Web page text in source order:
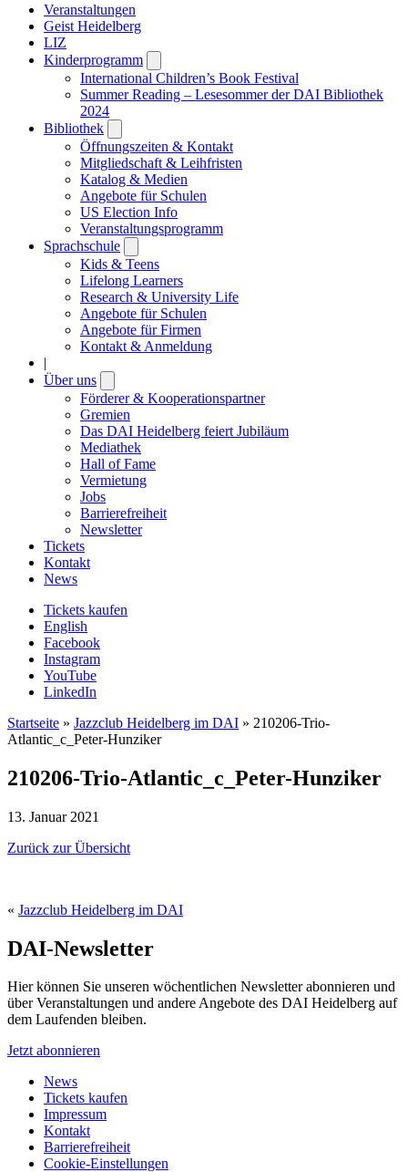
Veranstaltungen
Geist Heidelberg
LIZ
Kinderprogramm
submenu
International Children’s Book Festival
Summer Reading – Lesesommer der DAI Bibliothek
2024
Bibliothek
submenu
Öffnungszeiten & Kontakt
Mitgliedschaft & Leihfristen
Katalog & Medien
Angebote für Schulen
US Election Info
Veranstaltungsprogramm
Sprachschule
submenu
Kids & Teens
Lifelong Learners
Research & University Life
Angebote für Schulen
Angebote für Firmen
Kontakt & Anmeldung
|
Über uns
submenu
Förderer & Kooperationspartner
Gremien
Das DAI Heidelberg feiert Jubiläum
Mediathek
Hall of Fame
Vermietung
Jobs
Barrierefreiheit
Newsletter
Tickets
Kontakt
News
Tickets kaufen
English
Facebook
Instagram
YouTube
LinkedIn
Startseite » Jazzclub Heidelberg im DAI » 210206-Trio-
Atlantic_c_Peter-Hunziker
210206-Trio-Atlantic_c_Peter-Hunziker
13. Januar 2021
Zurück zur Übersicht
« Jazzclub Heidelberg im DAI
DAI-Newsletter
Hier können Sie unseren wöchentlichen Newsletter abonnieren und
über Veranstaltungen und andere Angebote des DAI Heidelberg auf
dem Laufenden bleiben.
Jetzt abonnieren
News
Tickets kaufen
Impressum
Kontakt
Barrierefreiheit
Cookie-Einstellungen